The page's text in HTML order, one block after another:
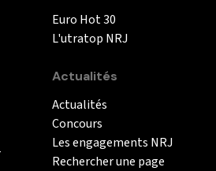
Euro Hot 30
L'utratop NRJ
Actualités
Actualités
Concours
Les engagements NRJ
Rechercher une page